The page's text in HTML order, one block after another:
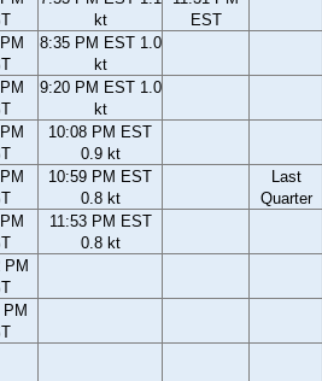
kt
EST
8:35 PM EST 1.0
kt
9:20 PM EST 1.0
kt
10:08 PM EST
0.9 kt
10:59 PM EST
0.8 kt
Last
Quarter
11:53 PM EST
0.8 kt
PM
PM